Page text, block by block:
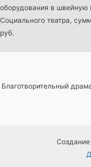
оборудования в швейную
Социального театра,
руб.
Благотворительный